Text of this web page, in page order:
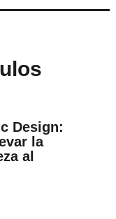
Design:
la
al